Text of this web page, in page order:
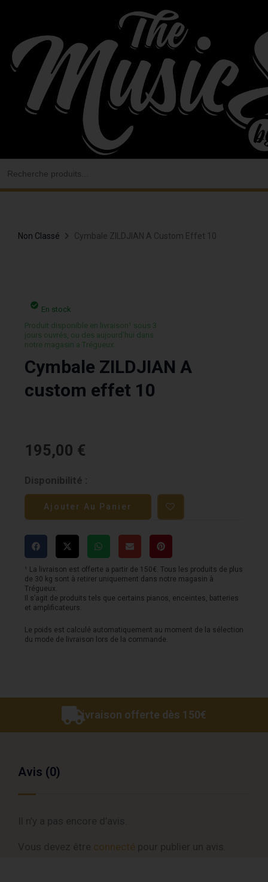
contenu
Non Classé Cymbale ZILDJIAN A Custom Effet 10
En stock
Produit disponible en livraison¹ sous 3
jours ouvrés, ou des aujourd’hui dans
notre magasin a Trégueux.
Cymbale ZILDJIAN A
custom effet 10
195,00 €
Disponibilité :
quantité
de
Cymbale
ZILDJIAN
custom
effet
10
Ajouter Au Panier
¹ La livraison est offerte a partir de 150€. Tous les produits de plus
de 30 kg sont à retirer uniquement dans notre magasin à
Trégueux.
Il s’agit de produits tels que certains pianos, enceintes, batteries
et amplificateurs.
Le poids est calculé automatiquement au moment de la sélection
du mode de livraison lors de la commande.
Livraison offerte dès 150€
Avis (0)
connecté